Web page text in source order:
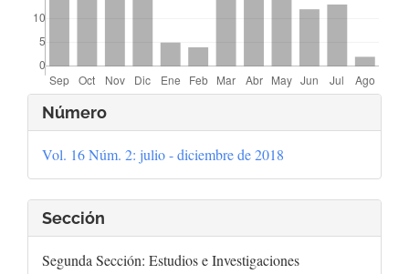
Detalles
del
artículo
Número
Vol. 16 Núm. 2: julio - diciembre de 2018
Sección
Segunda Sección: Estudios e Investigaciones